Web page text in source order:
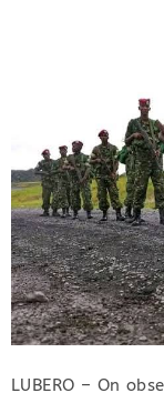
LUBERO – On